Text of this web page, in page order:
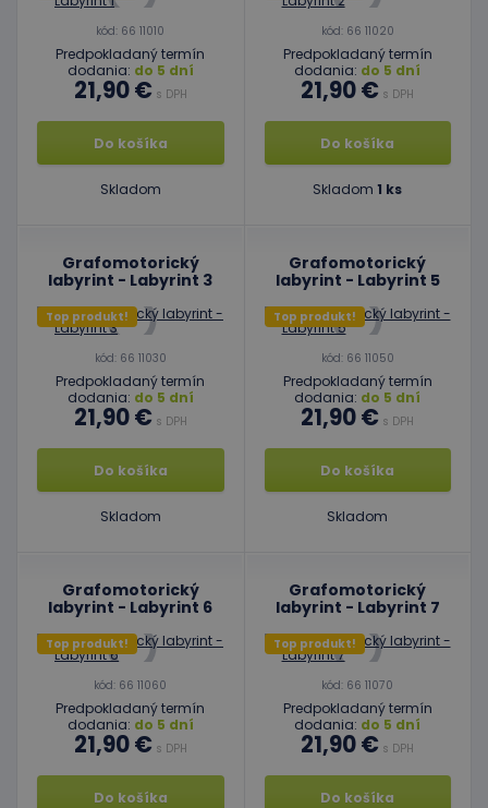
kód: 66 11010
Predpokladaný termín
dodania: do 5 dní
21,90 € s DPH
Do košíka
Skladom
kód: 66 11020
Predpokladaný termín
dodania: do 5 dní
21,90 € s DPH
Do košíka
Skladom 1 ks
Grafomotorický
labyrint - Labyrint 3
Top produkt!
kód: 66 11030
Predpokladaný termín
dodania: do 5 dní
21,90 € s DPH
Do košíka
Skladom
Grafomotorický
labyrint - Labyrint 5
Top produkt!
kód: 66 11050
Predpokladaný termín
dodania: do 5 dní
21,90 € s DPH
Do košíka
Skladom
Grafomotorický
labyrint - Labyrint 6
Top produkt!
kód: 66 11060
Predpokladaný termín
dodania: do 5 dní
21,90 € s DPH
Do košíka
Grafomotorický
labyrint - Labyrint 7
Top produkt!
kód: 66 11070
Predpokladaný termín
dodania: do 5 dní
21,90 € s DPH
Do košíka